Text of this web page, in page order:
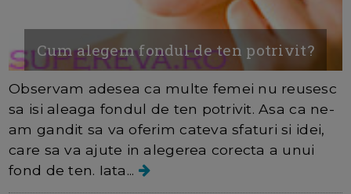
Cum alegem fondul de ten potrivit?
Observam adesea ca multe femei nu reusesc
sa isi aleaga fondul de ten potrivit. Asa ca ne-
am gandit sa va oferim cateva sfaturi si idei,
care sa va ajute in alegerea corecta a unui
fond de ten. Iata...